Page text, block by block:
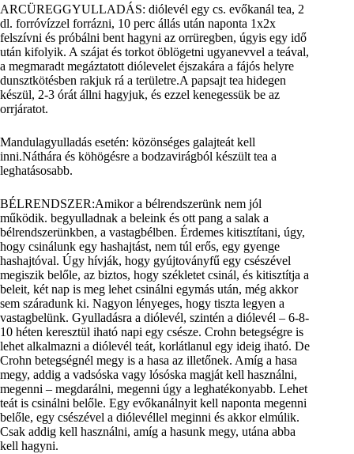
ARCÜREGGYULLADÁS: diólevél egy cs. evőkanál tea, 2
dl. forróvízzel forrázni, 10 perc állás után naponta 1x2x
felszívni és próbálni bent hagyni az orrüregben, úgyis egy idő
után kifolyik. A szájat és torkot öblögetni ugyanevvel a teával,
a megmaradt megáztatott diólevelet éjszakára a fájós helyre
dunsztkötésben rakjuk rá a területre.A papsajt tea hidegen
készül, 2-3 órát állni hagyjuk, és ezzel kenegessük be az
orrjáratot.
Mandulagyulladás esetén: közönséges galajteát kell
inni.Náthára és köhögésre a bodzavirágból készült tea a
leghatásosabb.
BÉLRENDSZER:Amikor a bélrendszerünk nem jól
működik. begyulladnak a beleink és ott pang a salak a
bélrendszerünkben, a vastagbélben. Érdemes kitisztítani, úgy,
hogy csinálunk egy hashajtást, nem túl erős, egy gyenge
hashajtóval. Úgy hívják, hogy gyújtoványfű egy csészével
megiszik belőle, az biztos, hogy székletet csinál, és kitisztítja a
beleit, két nap is meg lehet csinálni egymás után, még akkor
sem száradunk ki. Nagyon lényeges, hogy tiszta legyen a
vastagbelünk. Gyulladásra a diólevél, szintén a diólevél – 6-8-
10 héten keresztül iható napi egy csésze. Crohn betegségre is
lehet alkalmazni a diólevél teát, korlátlanul egy ideig iható. De
Crohn betegségnél megy is a hasa az illetőnek. Amíg a hasa
megy, addig a vadsóska vagy lósóska magját kell használni,
megenni – megdarálni, megenni úgy a leghatékonyabb. Lehet
teát is csinálni belőle. Egy evőkanálnyit kell naponta megenni
belőle, egy csészével a diólevéllel meginni és akkor elmúlik.
Csak addig kell használni, amíg a hasunk megy, utána abba
kell hagyni.